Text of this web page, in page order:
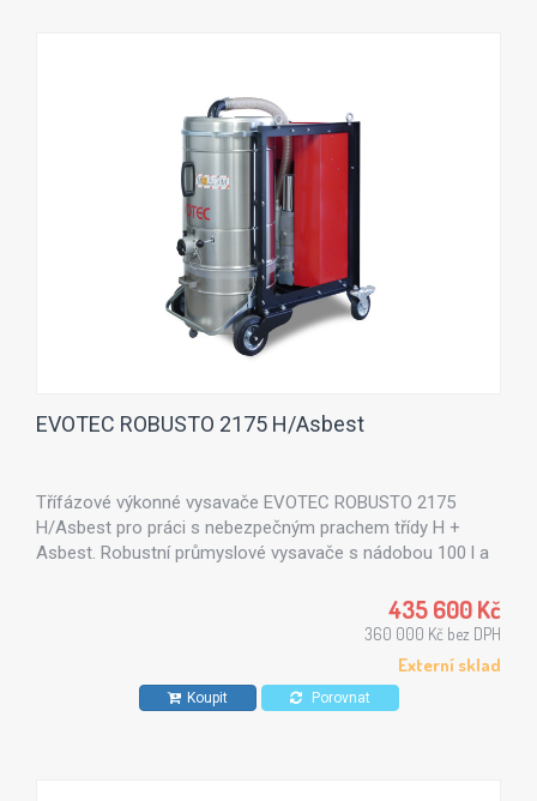
EVOTEC ROBUSTO 2175 H/Asbest
Třífázové výkonné vysavače EVOTEC ROBUSTO 2175
H/Asbest pro práci s nebezpečným prachem třídy H +
Asbest. Robustní průmyslové vysavače s nádobou 100 l a
435 600 Kč
360 000 Kč bez DPH
Externí sklad
Koupit Porovnat